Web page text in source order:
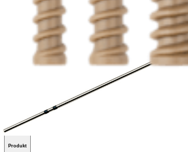
Wie können wir Ihnen helfen?
Medizinproduktberater:in kontaktieren
Veranstaltungen, Lab-Vorführungen und
Unseren Newsletter abonnieren
Besuchen Sie uns
SchulterKnieEllenbogen
Produkt